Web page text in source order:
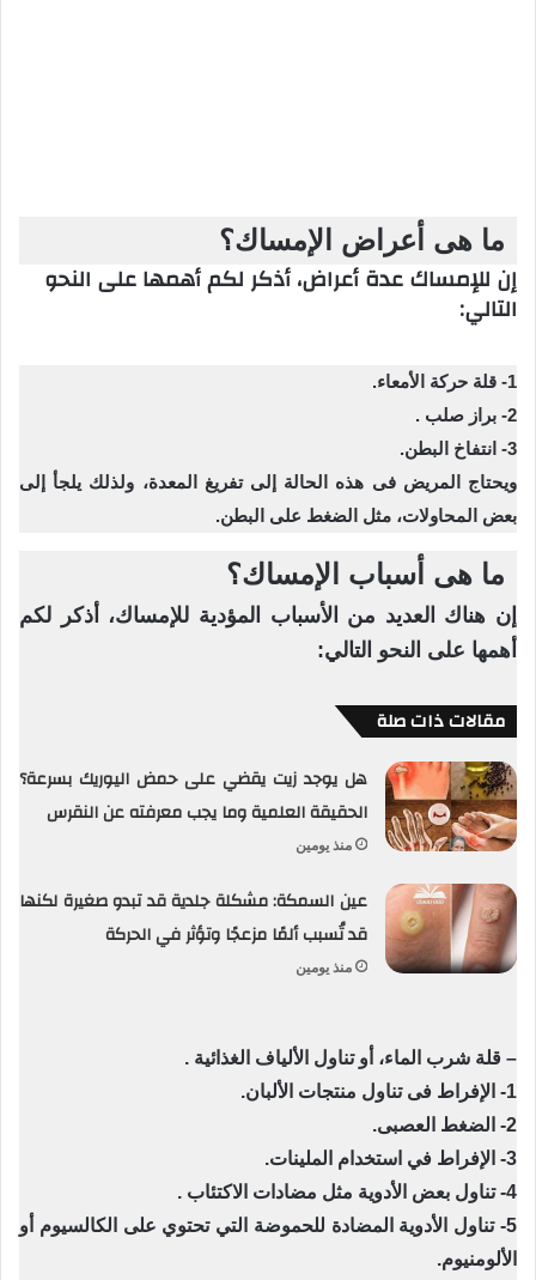
ما هى أعراض الإمساك؟
إن للإمساك عدة أعراض، أذكر لكم أهمها على النحو
التالي:
1- قلة حركة الأمعاء.
2- براز صلب .
3- انتفاخ البطن.
ويحتاج المريض فى هذه الحالة إلى تفريغ المعدة، ولذلك يلجأ إلى
بعض المحاولات، مثل الضغط على البطن.
ما هى أسباب الإمساك؟
إن هناك العديد من الأسباب المؤدية للإمساك، أذكر لكم
أهمها على النحو التالي:
مقالات ذات صلة
هل يوجد زيت يقضي على حمض اليوريك بسرعة؟
الحقيقة العلمية وما يجب معرفته عن النقرس
منذ يومين
عين السمكة: مشكلة جلدية قد تبدو صغيرة لكنها
قد تُسبب ألمًا مزعجًا وتؤثر في الحركة
منذ يومين
– قلة شرب الماء، أو تناول الألياف الغذائية .
1- الإفراط فى تناول منتجات الألبان.
2- الضغط العصبى.
3- الإفراط في استخدام الملينات.
4- تناول بعض الأدوية مثل مضادات الاكتئاب .
5- تناول الأدوية المضادة للحموضة التي تحتوي على الكالسيوم أو
الألومنيوم.